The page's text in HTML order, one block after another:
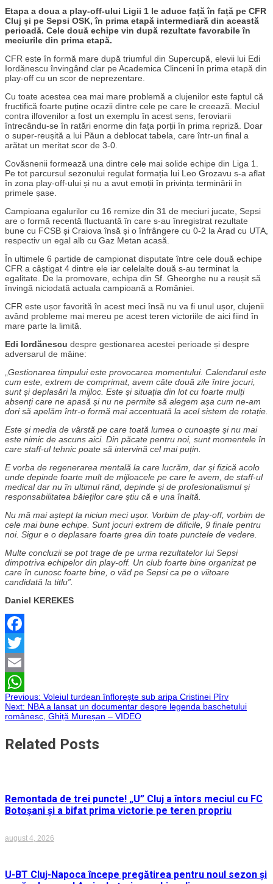
Etapa a doua a play-off-ului Ligii 1 le aduce față în față pe CFR
Cluj și pe Sepsi OSK, în prima etapă intermediară din această
perioadă. Cele două echipe vin după rezultate favorabile în
meciurile din prima etapă.
CFR este în formă mare după triumful din Supercupă, elevii lui Edi
Iordănescu învingând clar pe Academica Clinceni în prima etapă din
play-off cu un scor de neprezentare.
Cu toate acestea cea mai mare problemă a clujenilor este faptul că
fructifică foarte puține ocazii dintre cele pe care le creează. Meciul
contra ilfovenilor a fost un exemplu în acest sens, feroviarii
întrecându-se în ratări enorme din fața porții în prima repriză. Doar
o super-reușită a lui Păun a deblocat tabela, care într-un final a
arătat un meritat scor de 3-0.
Covăsnenii formează una dintre cele mai solide echipe din Liga 1.
Pe tot parcursul sezonului regulat formația lui Leo Grozavu s-a aflat
în zona play-off-ului și nu a avut emoții în privința terminării în
primele șase.
Campioana egalurilor cu 16 remize din 31 de meciuri jucate, Sepsi
are o formă recentă fluctuantă în care s-au înregistrat rezultate
bune cu FCSB și Craiova însă și o înfrângere cu 0-2 la Arad cu UTA,
respectiv un egal alb cu Gaz Metan acasă.
În ultimele 6 partide de campionat disputate între cele două echipe
CFR a câștigat 4 dintre ele iar celelalte două s-au terminat la
egalitate. De la promovare, echipa din Sf. Gheorghe nu a reușit să
învingă niciodată actuala campioană a României.
CFR este ușor favorită în acest meci însă nu va fi unul ușor, clujenii
având probleme mai mereu pe acest teren victoriile de aici fiind în
mare parte la limită.
Edi Iordănescu despre gestionarea acestei perioade și despre
adversarul de mâine:
Gestionarea timpului este provocarea momentului. Calendarul este
cum este, extrem de comprimat, avem câte două zile între jocuri,
sunt și deplasări la mijloc. Este și situația din lot cu foarte mulți
absenți care ne apasă și nu ne permite să alegem așa cum ne-am
dori să apelăm într-o formă mai accentuată la acel sistem de rotație.
Este și media de vârstă pe care toată lumea o cunoaște și nu mai
este nimic de ascuns aici. Din păcate pentru noi, sunt momentele în
care staff-ul tehnic poate să intervină cel mai puțin.
E vorba de regenerarea mentală la care lucrăm, dar și fizică acolo
unde depinde foarte mult de mijloacele pe care le avem, de staff-ul
medical dar nu în ultimul rând, depinde și de profesionalismul și
responsabilitatea băieților care știu că e una înaltă.
Nu mă mai aștept la niciun meci ușor. Vorbim de play-off, vorbim de
cele mai bune echipe. Sunt jocuri extrem de dificile, 9 finale pentru
noi. Sigur e o deplasare foarte grea din toate punctele de vedere.
Multe concluzii se pot trage de pe urma rezultatelor lui Sepsi
dimpotriva echipelor din play-off. Un club foarte bine organizat pe
care în cunosc foarte bine, o văd pe Sepsi ca pe o viitoare
candidată la titlu”.
Daniel KEREKES
Facebook
Twitter
Email
WhatsApp
Navigare
în
articole
Previous: Voleiul turdean înflorește sub aripa Cristinei Pîrv
Next: NBA a lansat un documentar despre legenda baschetului
românesc, Ghiță Mureșan – VIDEO
Related Posts
Remontada de trei puncte! „U” Cluj a întors meciul cu FC
Botoșani și a bifat prima victorie pe teren propriu
august 4, 2026
U-BT Cluj-Napoca începe pregătirea pentru noul sezon și